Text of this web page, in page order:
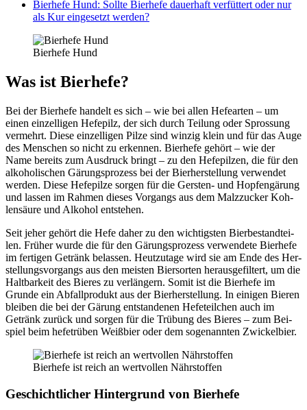
Bier­he­fe Hund: Soll­te Bier­he­fe dau­er­haft ver­füt­tert oder nur
als Kur ein­ge­setzt wer­den?
Bier­he­fe Hund
Was ist Bier­he­fe?
Bei der Bier­he­fe han­delt es sich – wie bei allen Hefe­ar­ten – um
einen ein­zelli­gen Hefe­pilz, der sich durch Tei­lung oder Spros­sung
ver­mehrt. Die­se ein­zelli­gen Pil­ze sind win­zig klein und für das Auge
des Men­schen so nicht zu erken­nen. Bier­he­fe gehört – wie der
Name bereits zum Aus­druck bringt – zu den Hefe­pil­zen, die für den
alko­ho­li­schen Gärungs­pro­zess bei der Bier­her­stel­lung ver­wen­det
wer­den. Die­se Hefe­pil­ze sor­gen für die Gers­ten- und Hop­fen­gä­rung
und las­sen im Rah­men die­ses Vor­gangs aus dem Malz­zu­cker Koh­
len­säu­re und Alko­hol ent­ste­hen.
Seit jeher gehört die Hefe daher zu den wich­tigs­ten Bier­be­stand­tei­
len. Frü­her wur­de die für den Gärungs­pro­zess ver­wen­de­te Bier­he­fe
im fer­ti­gen Getränk belas­sen. Heut­zu­ta­ge wird sie am Ende des Her­
stel­lungs­vor­gangs aus den meis­ten Bier­sor­ten her­aus­ge­fil­tert, um die
Halt­bar­keit des Bie­res zu ver­län­gern. Somit ist die Bier­he­fe im
Grun­de ein Abfall­pro­dukt aus der Bier­her­stel­lung. In eini­gen Bie­ren
blei­ben die bei der Gärung ent­stan­de­nen Hefe­teil­chen auch im
Getränk zurück und sor­gen für die Trü­bung des Bie­res – zum Bei­
spiel beim hefe­trü­ben Weiß­bier oder dem soge­nann­ten Zwi­ckel­bier.
Bier­he­fe ist reich an wert­vol­len Nähr­stof­fen
Geschicht­li­cher Hin­ter­grund von Bier­he­fe